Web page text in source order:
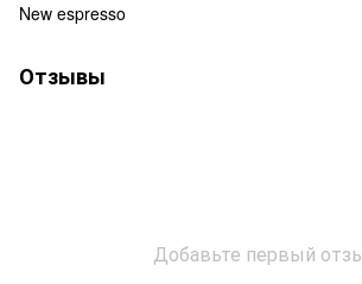
New espresso
Отзывы
Добавьте первый